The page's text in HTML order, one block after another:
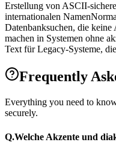
Erstellung von ASCII-
internationalen Namen
Datenbanksuchen, die keine
machen in Systemen ohne
Text für Legacy-Systeme,
Frequently
Everything you need to
securely.
Q.Welche Akzente und